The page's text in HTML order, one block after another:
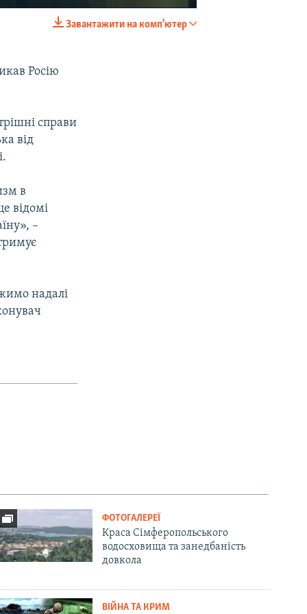
Завантажити на комп'ютер
Росію
справи
від
в
відомі
–
надалі
ФОТОГАЛЕРЕЇ
Краса Сімферопольського
водосховища та занедбаність
довкола
ВІЙНА ТА КРИМ